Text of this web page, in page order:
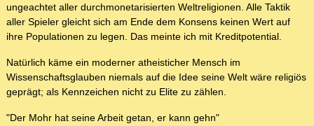
ungeachtet aller durchmonetarisierten Weltreligionen. Alle Taktik
aller Spieler gleicht sich am Ende dem Konsens keinen Wert auf
ihre Populationen zu legen. Das meinte ich mit Kreditpotential.
Natürlich käme ein moderner atheisticher Mensch im
Wissenschaftsglauben niemals auf die Idee seine Welt wäre religiös
geprägt; als Kennzeichen nicht zu Elite zu zählen.
"Der Mohr hat seine Arbeit getan, er kann gehn"